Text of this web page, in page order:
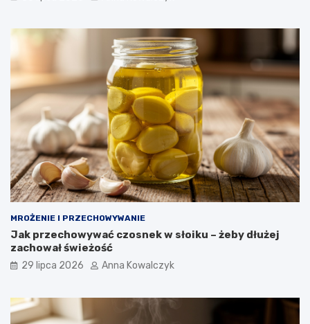
MROŻENIE I PRZECHOWYWANIE
Jak przechowywać czosnek w słoiku – żeby dłużej
zachował świeżość
29 lipca 2026 Anna Kowalczyk